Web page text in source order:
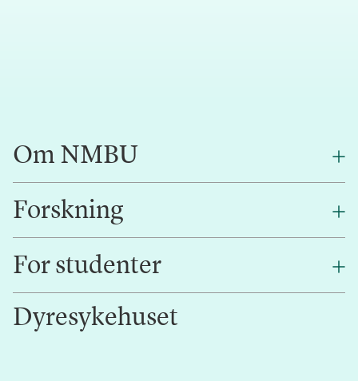
Om NMBU
Om oss
Alumni
Forskning
Forskning
Innovasjon
For studenter
Studentlivet
Dyresykehuset